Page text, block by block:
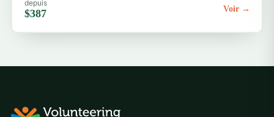
depuis
$387 Voir →